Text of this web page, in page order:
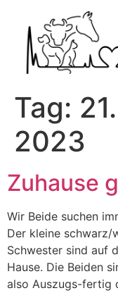
Tag:
2023
Zuhause
Wir Beide suchen
Der kleine schwarz/
Schwester sind auf
Hause. Die Beiden
also Auszugs-fertig